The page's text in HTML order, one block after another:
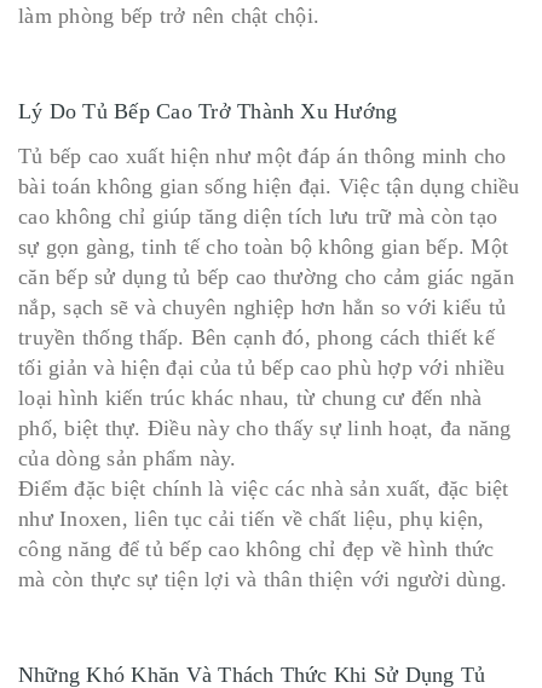
làm phòng bếp trở nên chật chội.
Lý Do Tủ Bếp Cao Trở Thành Xu Hướng
Tủ bếp cao xuất hiện như một đáp án thông minh cho
bài toán không gian sống hiện đại. Việc tận dụng chiều
cao không chỉ giúp tăng diện tích lưu trữ mà còn tạo
sự gọn gàng, tinh tế cho toàn bộ không gian bếp. Một
căn bếp sử dụng tủ bếp cao thường cho cảm giác ngăn
nắp, sạch sẽ và chuyên nghiệp hơn hẳn so với kiểu tủ
truyền thống thấp. Bên cạnh đó, phong cách thiết kế
tối giản và hiện đại của tủ bếp cao phù hợp với nhiều
loại hình kiến trúc khác nhau, từ chung cư đến nhà
phố, biệt thự. Điều này cho thấy sự linh hoạt, đa năng
của dòng sản phẩm này.
Điểm đặc biệt chính là việc các nhà sản xuất, đặc biệt
như Inoxen, liên tục cải tiến về chất liệu, phụ kiện,
công năng để tủ bếp cao không chỉ đẹp về hình thức
mà còn thực sự tiện lợi và thân thiện với người dùng.
Những Khó Khăn Và Thách Thức Khi Sử Dụng Tủ